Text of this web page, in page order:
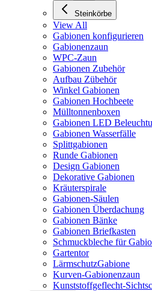
Steinkörbe
View All
Gabionen konfigurieren
Gabionenzaun
WPC-Zaun
Gabionen Zubehör
Aufbau Zübehör
Winkel Gabionen
Gabionen Hochbeete
Mülltonnenboxen
Gabionen LED
Gabionen Wasserfälle
Splittgabionen
Runde Gabionen
Design Gabionen
Dekorative Gabionen
Kräuterspirale
Gabionen-Säulen
Gabionen Überdachung
Gabionen Bänke
Gabionen Briefkasten
Schmuckbleche für
Gartentor
LärmschutzGabione
Kurven-Gabionenzaun
Kunststoffgeflecht-